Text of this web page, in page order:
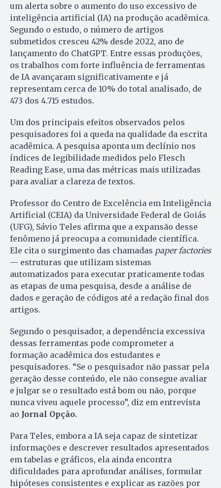
um alerta sobre o aumento do uso excessivo de
inteligência artificial (IA) na produção acadêmica.
Segundo o estudo, o número de artigos
submetidos cresceu 42% desde 2022, ano de
lançamento do ChatGPT. Entre essas produções,
os trabalhos com forte influência de ferramentas
de IA avançaram significativamente e já
representam cerca de 10% do total analisado, de
473 dos 4.715 estudos.
Um dos principais efeitos observados pelos
pesquisadores foi a queda na qualidade da escrita
acadêmica. A pesquisa aponta um declínio nos
índices de legibilidade medidos pelo Flesch
Reading Ease, uma das métricas mais utilizadas
para avaliar a clareza de textos.
Professor do Centro de Excelência em Inteligência
Artificial (CEIA) da Universidade Federal de Goiás
(UFG), Sávio Teles afirma que a expansão desse
fenômeno já preocupa a comunidade científica.
Ele cita o surgimento das chamadas paper factories
— estruturas que utilizam sistemas
automatizados para executar praticamente todas
as etapas de uma pesquisa, desde a análise de
dados e geração de códigos até a redação final dos
artigos.
Segundo o pesquisador, a dependência excessiva
dessas ferramentas pode comprometer a
formação acadêmica dos estudantes e
pesquisadores. “Se o pesquisador não passar pela
geração desse conteúdo, ele não consegue avaliar
e julgar se o resultado está bom ou não, porque
nunca viveu aquele processo”, diz em entrevista
ao Jornal Opção.
Para Teles, embora a IA seja capaz de sintetizar
informações e descrever resultados apresentados
em tabelas e gráficos, ela ainda encontra
dificuldades para aprofundar análises, formular
hipóteses consistentes e explicar as razões por